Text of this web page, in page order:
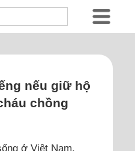
nếu giữ hộ
chồng
ở Việt Nam,